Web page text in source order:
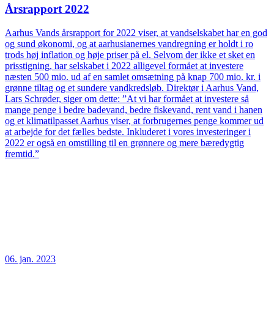
Årsrapport 2022
Aarhus Vands årsrapport for 2022 viser, at vandselskabet har en god
og sund økonomi, og at aarhusianernes vandregning er holdt i ro
trods høj inflation og høje priser på el. Selvom der ikke et sket en
prisstigning, har selskabet i 2022 alligevel formået at investere
næsten 500 mio. ud af en samlet omsætning på knap 700 mio. kr. i
grønne tiltag og et sundere vandkredsløb. Direktør i Aarhus Vand,
Lars Schrøder, siger om dette: ”At vi har formået at investere så
mange penge i bedre badevand, bedre fiskevand, rent vand i hanen
og et klimatilpasset Aarhus viser, at forbrugernes penge kommer ud
at arbejde for det fælles bedste. Inkluderet i vores investeringer i
2022 er også en omstilling til en grønnere og mere bæredygtig
fremtid.”
06. jan. 2023